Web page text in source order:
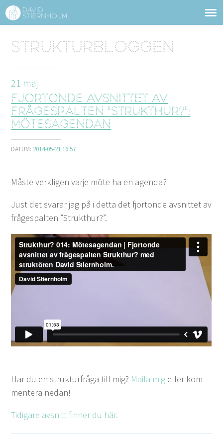
Sidhuvud
Navigering
FÖRELÄSNINGAR
VIDEO
BLOGG SHOP KUNDER PRESS SÖK
Strukturbloggen
21 maj
Fjortonde avsnittet av
frågespalten "Strukthur?":
Mötesagendan
DATUM: 2014-05-21 16:57
Måste verk­li­gen var­je möte ha en agenda?
Just det svarar jag på i det­ta det fjor­tonde avs­nit­tet av
fråges­pal­ten ”Struk­thur?”.
Har du en struk­turfrå­ga till mig? Maila mig eller kom­
mentera nedan!
Tidi­gare avs­nitt finner du här.